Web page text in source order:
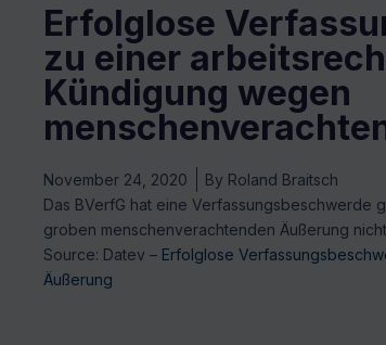
Erfolglose
zu einer
Kündigung wegen
November 24, 2020 By Roland Braitsch
Das BVerfG hat eine
groben menschenverachtenden Äußerung
Source: Datev – Erfolglose
Äußerung